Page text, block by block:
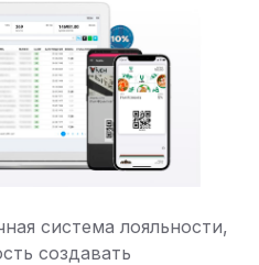
система лояльности,
создавать